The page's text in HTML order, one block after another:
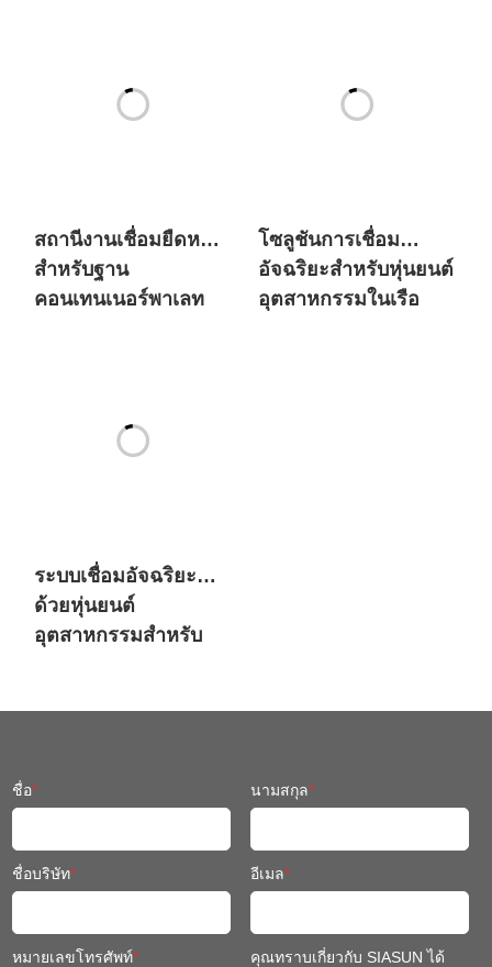
สถานีงานเชื่อมยืดหยุ่น
สำหรับฐาน
คอนเทนเนอร์พาเลท
โซลูชันการเชื่อม
อัจฉริยะสำหรับหุ่นยนต์
อุตสาหกรรมในเรือ
ระบบเชื่อมอัจฉริยะ
ด้วยหุ่นยนต์
อุตสาหกรรมสำหรับ
ชื่อ* นามสกุล*
ชื่อบริษัท* อีเมล*
หมายเลขโทรศัพท์*
คุณทราบเกี่ยวกับ SIASUN ได้